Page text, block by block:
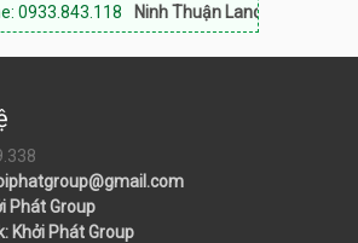
Ninh Thuận Land:Chuyên bất động sản
Phát Group
Khởi Phát Group